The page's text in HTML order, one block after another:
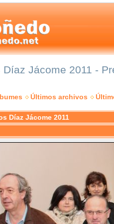
Díaz Jácome 2011 -
Últimos archivos
Díaz Jácome 2011